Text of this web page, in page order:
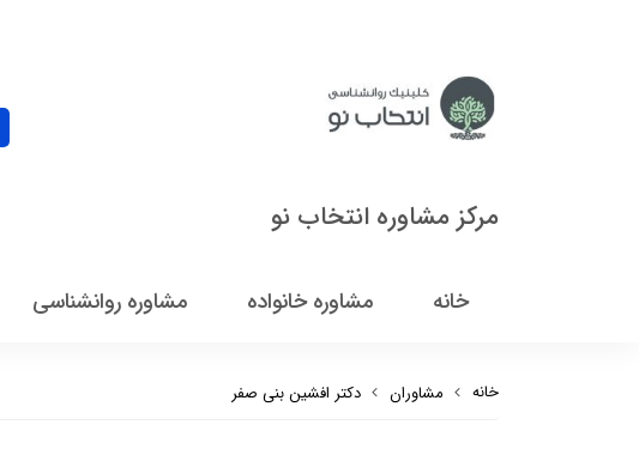
مرکز مشاوره انتخاب نو
خانه مشاوره خانواده مشاوره روانشناسی
خانه مشاوران دکتر افشین بنی صفر